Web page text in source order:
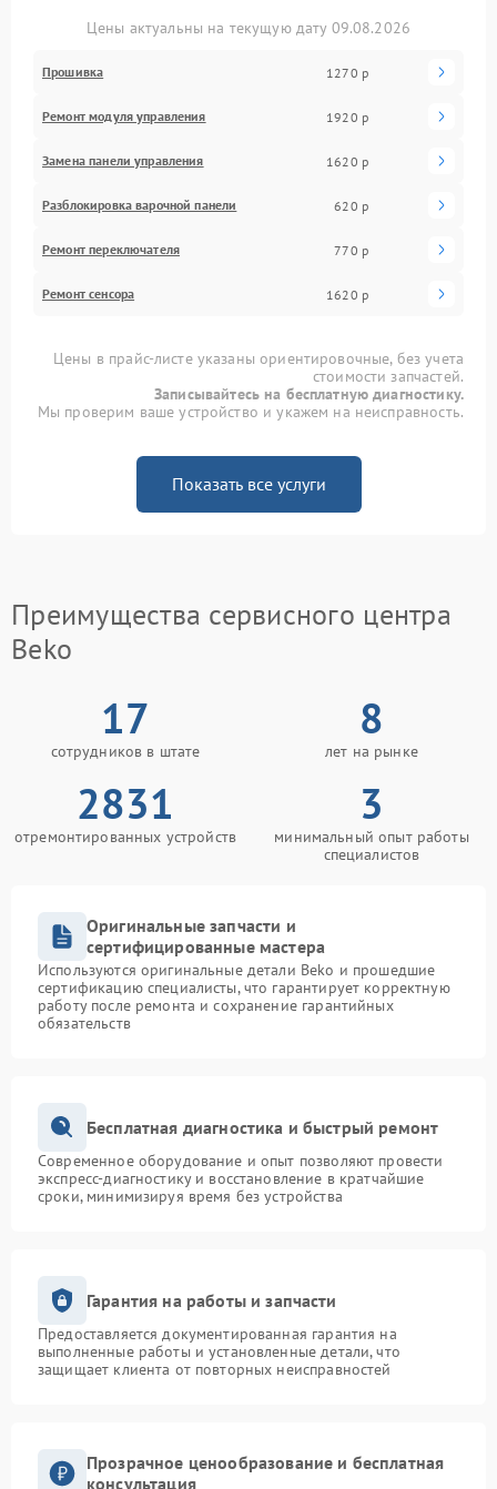
Цены актуальны на текущую дату 09.08.2026
Прошивка 1270 р
Ремонт модуля управления 1920 р
Замена панели управления 1620 р
Разблокировка варочной панели 620 р
Ремонт переключателя 770 р
Ремонт сенсора 1620 р
Цены в прайс-листе указаны ориентировочные, без учета
стоимости запчастей.
Записывайтесь на бесплатную диагностику.
Мы проверим ваше устройство и укажем на неисправность.
Показать все услуги
Преимущества сервисного центра
Beko
17
сотрудников в штате
8
лет на рынке
2831
отремонтированных устройств
3
минимальный опыт работы
специалистов
Оригинальные запчасти и
сертифицированные мастера
Используются оригинальные детали Beko и прошедшие
сертификацию специалисты, что гарантирует корректную
работу после ремонта и сохранение гарантийных
обязательств
Бесплатная диагностика и быстрый ремонт
Современное оборудование и опыт позволяют провести
экспресс-диагностику и восстановление в кратчайшие
сроки, минимизируя время без устройства
Гарантия на работы и запчасти
Предоставляется документированная гарантия на
выполненные работы и установленные детали, что
защищает клиента от повторных неисправностей
Прозрачное ценообразование и бесплатная
консультация